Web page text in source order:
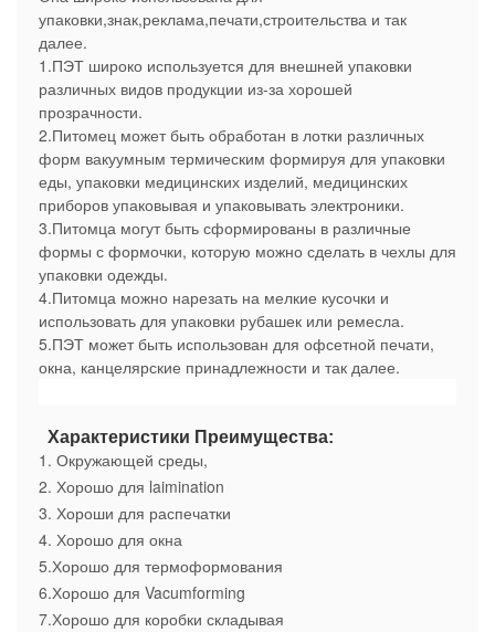
упаковки,знак,реклама,печати,строительства и так
далее.
1.ПЭТ широко используется для внешней упаковки
различных видов продукции из-за хорошей
прозрачности.
2.Питомец может быть обработан в лотки различных
форм вакуумным термическим формируя для упаковки
еды, упаковки медицинских изделий, медицинских
приборов упаковывая и упаковывать электроники.
3.Питомца могут быть сформированы в различные
формы с формочки, которую можно сделать в чехлы для
упаковки одежды.
4.Питомца можно нарезать на мелкие кусочки и
использовать для упаковки рубашек или ремесла.
5.ПЭТ может быть использован для офсетной печати,
окна, канцелярские принадлежности и так далее.
Характеристики Преимущества:
1. Окружающей среды,
2. Хорошо для laimination
3. Хороши для распечатки
4. Хорошо для окна
5.Хорошо для термоформования
6.Хорошо для Vacumforming
7.Хорошо для коробки складывая